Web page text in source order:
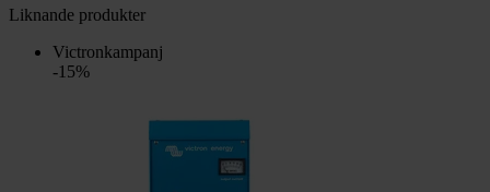
Liknande produkter
Victronkampanj
-15%